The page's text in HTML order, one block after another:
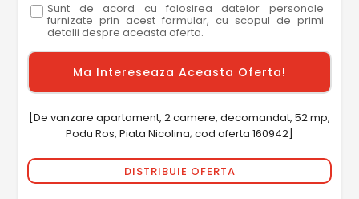
Sunt de acord cu folosirea datelor personale
furnizate prin acest formular, cu scopul de primi
detalii despre aceasta oferta.
[De vanzare apartament, 2 camere, decomandat, 52 mp,
Podu Ros, Piata Nicolina; cod oferta 160942]
DISTRIBUIE OFERTA